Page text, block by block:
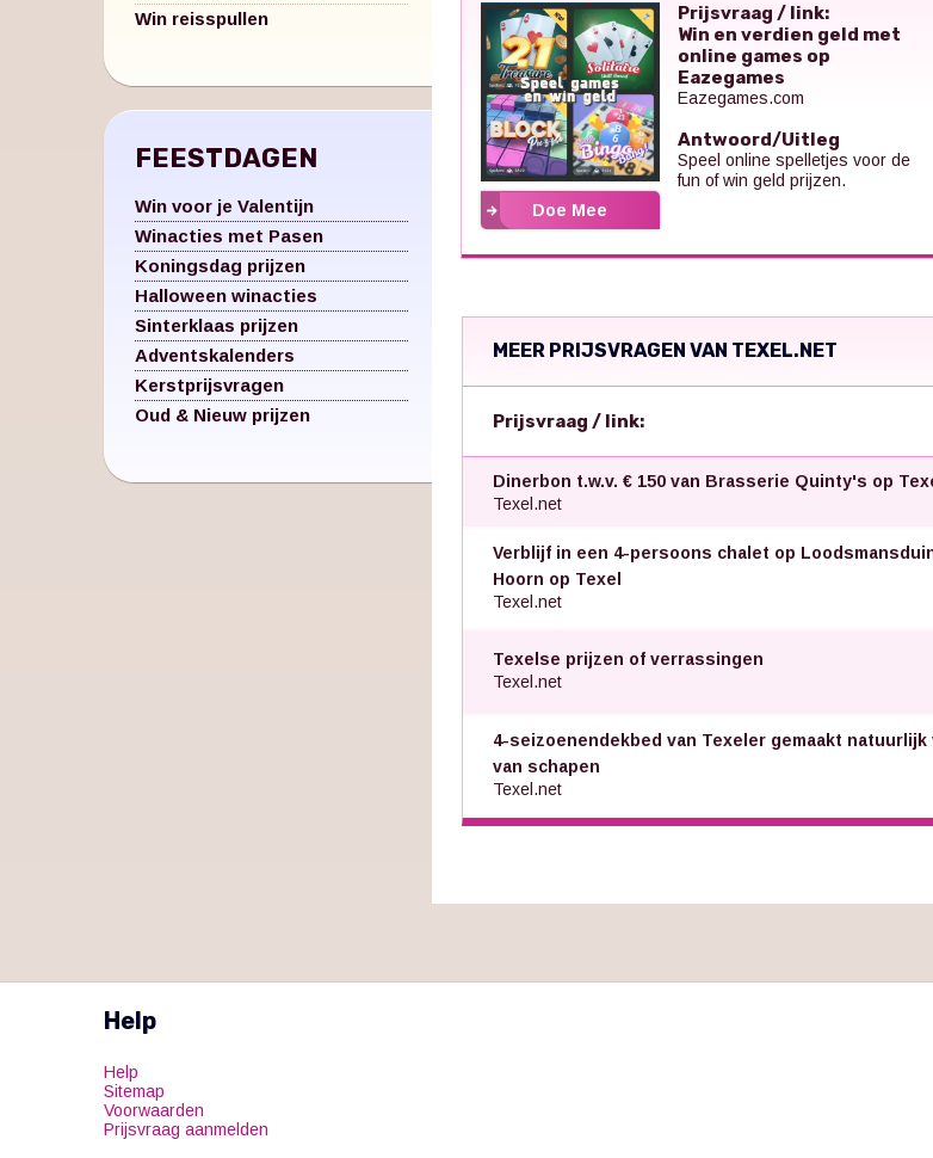
Win reisspullen
FEESTDAGEN
Win voor je Valentijn
Winacties met Pasen
Koningsdag prijzen
Halloween winacties
Sinterklaas prijzen
Adventskalenders
Kerstprijsvragen
Oud & Nieuw prijzen
Doe Mee
Prijsvraag / link:
Win en verdien geld met
online games op
Eazegames
Eazegames.com
Antwoord/Uitleg
Speel online spelletjes voor de
fun of win geld prijzen.
MEER PRIJSVRAGEN VAN TEXEL.NET
Prijsvraag / link:
Dinerbon t.w.v. € 150 van Brasserie Quinty's op
Texel.net
Verblijf in een 4-persoons chalet op
Hoorn op Texel
Texel.net
Texelse prijzen of verrassingen
Texel.net
4-seizoenendekbed van Texeler gemaakt natuurlijk
van schapen
Texel.net
Help
Help
Sitemap
Voorwaarden
Prijsvraag aanmelden